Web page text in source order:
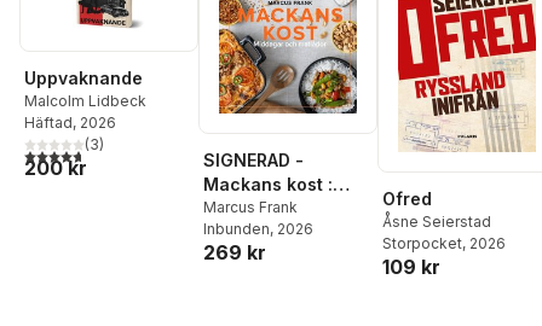
Uppvaknande
Malcolm Lidbeck
Häftad, 2026
4,7utav 5 stjärnor. Totalt antal röster:
(3)
200 kr
SIGNERAD -
Mackans kost :
Middagar och
matlådor
Marcus Frank
Inbunden, 2026
269 kr
Ofred
Åsne Seierstad
Storpocket, 2026
109 kr